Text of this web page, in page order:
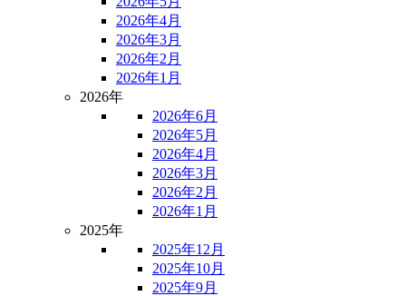
2026年4月
2026年3月
2026年2月
2026年1月
2026年
2026年6月
2026年5月
2026年4月
2026年3月
2026年2月
2026年1月
2025年
2025年12月
2025年10月
2025年9月